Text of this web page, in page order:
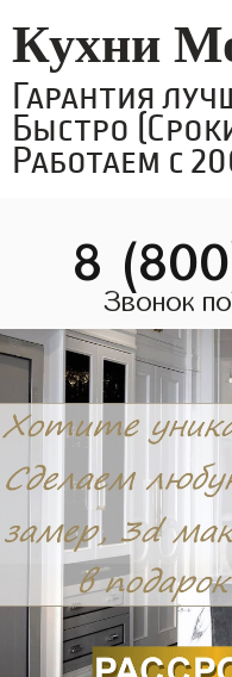
Кухни
Гарантия
Быстро
Работаем с
8
Звонок